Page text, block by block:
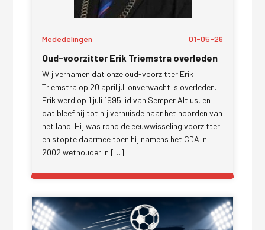
Mededelingen 01-05-26
Oud-voorzitter Erik Triemstra overleden
Wij vernamen dat onze oud-voorzitter Erik
Triemstra op 20 april j.l. onverwacht is overleden.
Erik werd op 1 juli 1995 lid van Semper Altius, en
dat bleef hij tot hij verhuisde naar het noorden van
het land. Hij was rond de eeuwwisseling voorzitter
en stopte daarmee toen hij namens het CDA in
2002 wethouder in […]